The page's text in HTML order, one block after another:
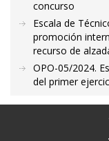
concurso
Escala de
promoción
recurso de
OPO-05/2024.
del primer